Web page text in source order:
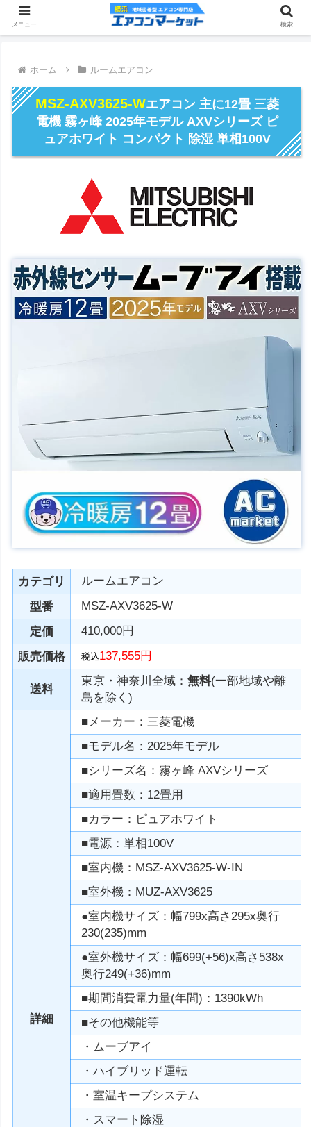
ホーム ルームエアコン
MSZ-AXV3625-Wエアコン 主に12畳 三菱
電機 霧ヶ峰 2025年モデル AXVシリーズ ピ
ュアホワイト コンパクト 除湿 単相100V
カテゴリ
ルームエアコン
型番
MSZ-AXV3625-W
定価
410,000円
販売価格
税込137,555円
送料
東京・神奈川全域：無料(一部地域や離
島を除く)
詳細
■メーカー：三菱電機
■モデル名：2025年モデル
■シリーズ名：霧ヶ峰 AXVシリーズ
■適用畳数：12畳用
■カラー：ピュアホワイト
■電源：単相100V
■室内機：MSZ-AXV3625-W-IN
■室外機：MUZ-AXV3625
●室内機サイズ：幅799x高さ295x奥行
230(235)mm
●室外機サイズ：幅699(+56)x高さ538x
奥行249(+36)mm
■期間消費電力量(年間)：1390kWh
■その他機能等
・ムーブアイ
・ハイブリッド運転
・室温キープシステム
・スマート除湿
メニュー 検索